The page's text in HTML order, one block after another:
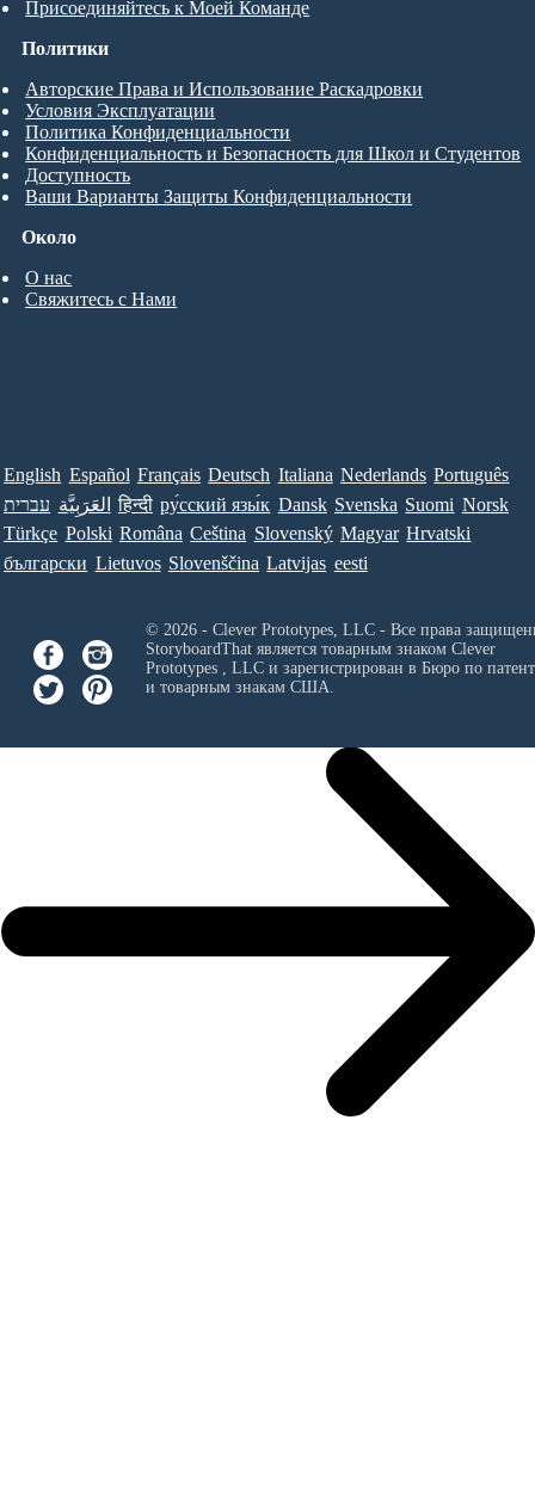
Присоединяйтесь к Моей Команде
Около
О нас
Свяжитесь с Нами
Политики
Авторские Права и Использование Раскадровки
Условия Эксплуатации
Политика Конфиденциальности
Конфиденциальность и Безопасность для Школ и Студентов
Доступность
Ваши Варианты Защиты Конфиденциальности
English Español Français Deutsch Italiana Nederlands Português
עברית العَرَبِيَّة हिन्दी ру́сский язы́к Dansk Svenska Suomi Norsk
Türkçe Polski Româna Ceština Slovenský Magyar Hrvatski
български Lietuvos Slovenščina Latvijas eesti
© 2026 - Clever Prototypes, LLC - Все права
StoryboardThat является товарным знаком Clever
Prototypes , LLCи зарегистрирован в Бюро по
и товарным знакам США.